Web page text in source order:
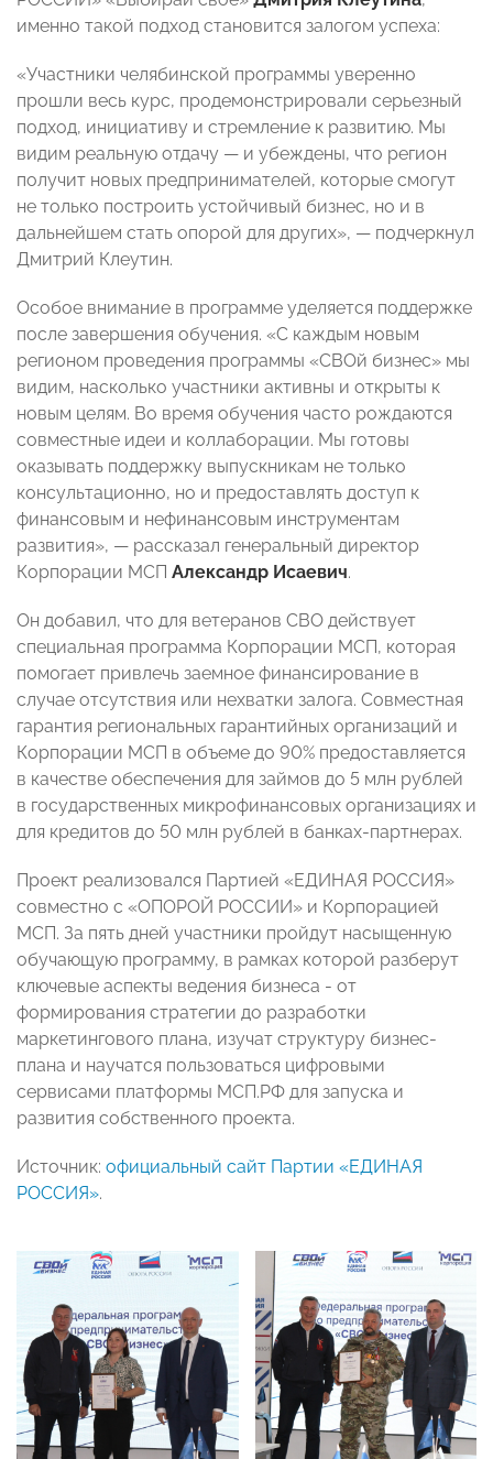
именно такой подход становится залогом успеха:
«Участники челябинской программы уверенно
прошли весь курс, продемонстрировали серьезный
подход, инициативу и стремление к развитию. Мы
видим реальную отдачу — и убеждены, что регион
получит новых предпринимателей, которые смогут
не только построить устойчивый бизнес, но и в
дальнейшем стать опорой для других», — подчеркнул
Дмитрий Клеутин.
Особое внимание в программе уделяется поддержке
после завершения обучения. «С каждым новым
регионом проведения программы «СВОй бизнес» мы
видим, насколько участники активны и открыты к
новым целям. Во время обучения часто рождаются
совместные идеи и коллаборации. Мы готовы
оказывать поддержку выпускникам не только
консультационно, но и предоставлять доступ к
финансовым и нефинансовым инструментам
развития», — рассказал генеральный директор
Корпорации МСП Александр Исаевич.
Он добавил, что для ветеранов СВО действует
специальная программа Корпорации МСП, которая
помогает привлечь заемное финансирование в
случае отсутствия или нехватки залога. Совместная
гарантия региональных гарантийных организаций и
Корпорации МСП в объеме до 90% предоставляется
в качестве обеспечения для займов до 5 млн рублей
в государственных микрофинансовых организациях и
для кредитов до 50 млн рублей в банках-партнерах.
Проект реализовался Партией «ЕДИНАЯ РОССИЯ»
совместно с «ОПОРОЙ РОССИИ» и Корпорацией
МСП. За пять дней участники пройдут насыщенную
обучающую программу, в рамках которой разберут
ключевые аспекты ведения бизнеса - от
формирования стратегии до разработки
маркетингового плана, изучат структуру бизнес-
плана и научатся пользоваться цифровыми
сервисами платформы МСП.РФ для запуска и
развития собственного проекта.
Источник: официальный сайт Партии «ЕДИНАЯ
РОССИЯ».